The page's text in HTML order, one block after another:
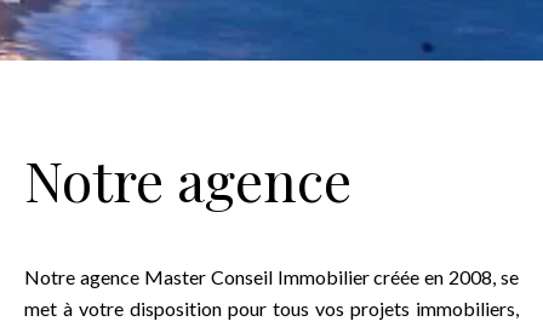
Notre agence
Notre agence Master Conseil Immobilier créée en 2008, se
met à votre disposition pour tous vos projets immobiliers,